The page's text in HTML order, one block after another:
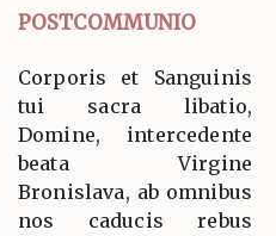
POSTCOMMUNIO
Corporis et Sanguinis
tui sacra libatio,
Domine, intercedente
beata Virgine
Bronislava, ab omnibus
nos caducis rebus